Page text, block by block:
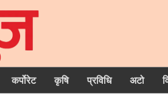
कर्पोरेट कृषि प्रविधि अटो